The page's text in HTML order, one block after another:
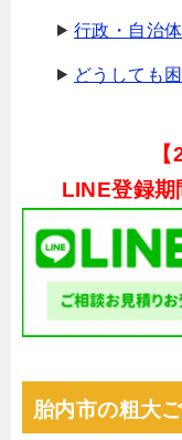
行政・自治
どうしても
【
LINE登録期
胎内市の粗大